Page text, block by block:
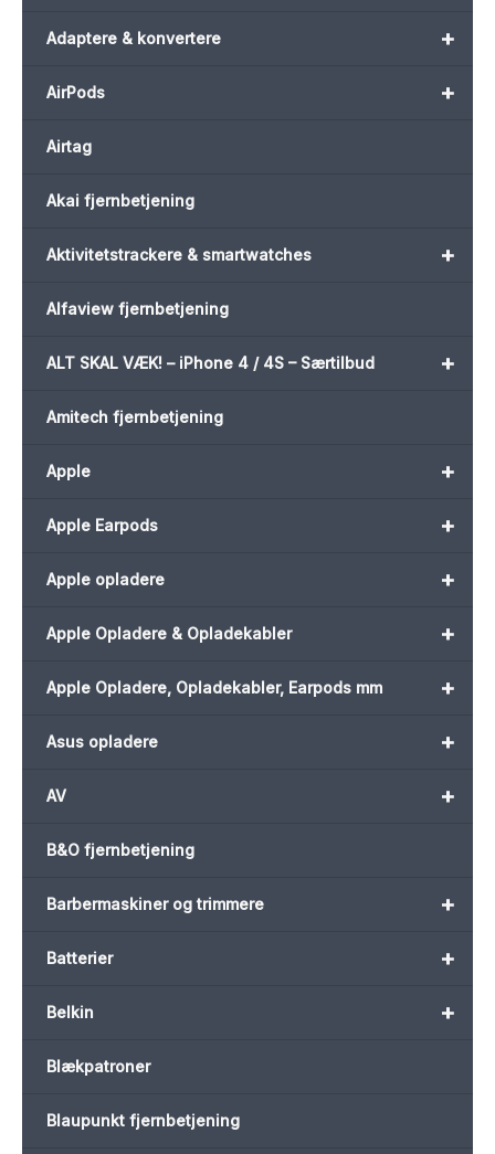
+
Adaptere & konvertere
+
AirPods
Airtag
Akai fjernbetjening
+
Aktivitetstrackere & smartwatches
Alfaview fjernbetjening
+
ALT SKAL VÆK! – iPhone 4 / 4S – Særtilbud
Amitech fjernbetjening
+
Apple
+
Apple Earpods
+
Apple opladere
+
Apple Opladere & Opladekabler
+
Apple Opladere, Opladekabler, Earpods mm
+
Asus opladere
+
AV
B&O fjernbetjening
+
Barbermaskiner og trimmere
+
Batterier
+
Belkin
Blækpatroner
Blaupunkt fjernbetjening